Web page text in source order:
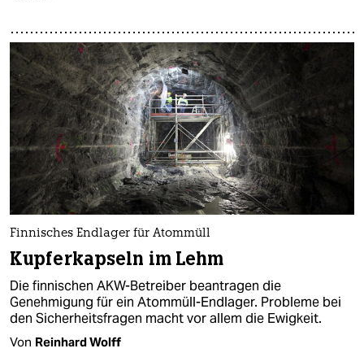
Finnisches Endlager für Atommüll
Kupferkapseln im Lehm
Die finnischen AKW-Betreiber beantragen die
Genehmigung für ein Atommüll-Endlager. Probleme bei
den Sicherheitsfragen macht vor allem die Ewigkeit.
Von Reinhard Wolff